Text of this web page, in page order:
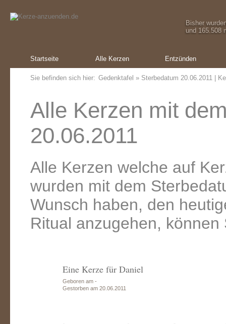
Bisher
und 165.508
Startseite Alle Kerzen Entzünden
Sie befinden sich hier: Gedenktafel » Sterbedatum 20.06.2011 |
Alle Kerzen mit
20.06.2011
Alle Kerzen welche auf
wurden mit dem
Wunsch haben, den
Ritual anzugehen,
Eine Kerze für Daniel
Geboren am -
Gestorben am 20.06.2011